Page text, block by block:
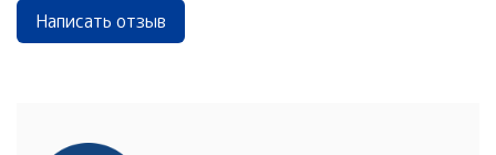
Написать отзыв